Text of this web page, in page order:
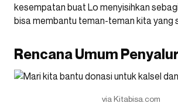
kesempatan buat Lo menyisihkan
bisa membantu teman-teman kita yang
Rencana Umum
via Kitabisa.com